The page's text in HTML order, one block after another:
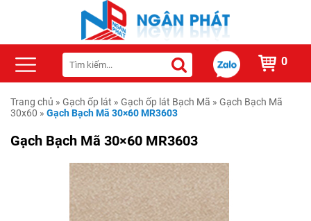
0
Trang chủ » Gạch ốp lát » Gạch ốp lát Bạch Mã » Gạch Bạch Mã
30x60 » Gạch Bạch Mã 30×60 MR3603
Gạch Bạch Mã 30×60 MR3603